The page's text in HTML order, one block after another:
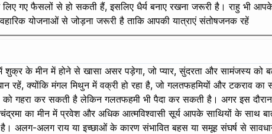
गए फैसलों से हो सकती हैं, इसलिए धैर्य बनाए रखना जरूरी है। राहु भी
योजनाओं से जोड़ना जरूरी है ताकि आपकी यात्राएं संतोषजनक रहें
के मीन में होने से खासा असर पड़ेगा, जो प्यार, सुंदरता और सामंजस्य को
क्योंकि मंगल मिथुन में वक्री हो रहा है, जो गलतफहमियों और टकराव
को गहरा कर सकती है लेकिन गलतफहमी भी पैदा कर सकती है। अगर इस
का मीन में प्रवेश और अधिक आत्मविश्वासी सूर्य आपके साथियों के साथ
अलग-अलग राय या इच्छाओं के कारण संभावित बहस या समूह संघर्ष से